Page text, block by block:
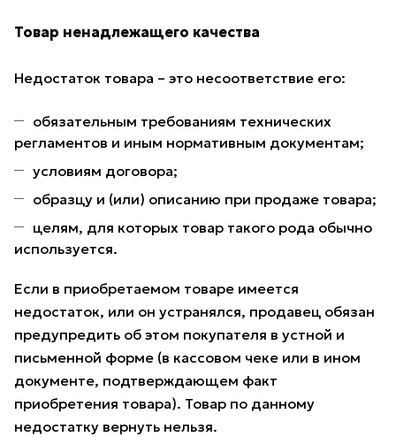
Товар ненадлежащего качества
Недостаток товара – это несоответствие его:
обязательным требованиям технических
регламентов и иным нормативным документам;
условиям договора;
образцу и (или) описанию при продаже товара;
целям, для которых товар такого рода обычно
используется.
Если в приобретаемом товаре имеется
недостаток, или он устранялся, продавец обязан
предупредить об этом покупателя в устной и
письменной форме (в кассовом чеке или в ином
документе, подтверждающем факт
приобретения товара). Товар по данному
недостатку вернуть нельзя.